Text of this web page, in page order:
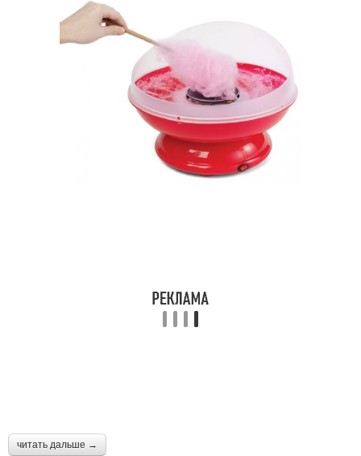
читать дальше →